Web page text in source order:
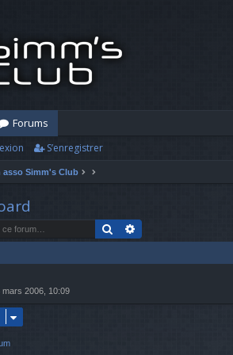
Forums
S’enregistrer
asso Simm's Club
Rechercher
mars 2006, 10:09